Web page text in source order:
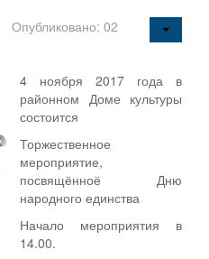
Опубликовано: 02
4 ноября 2017 года в
районном Доме культуры
состоится
Торжественное
мероприятие,
посвящённоё Дню
народного единства
Начало мероприятия в
14.00.